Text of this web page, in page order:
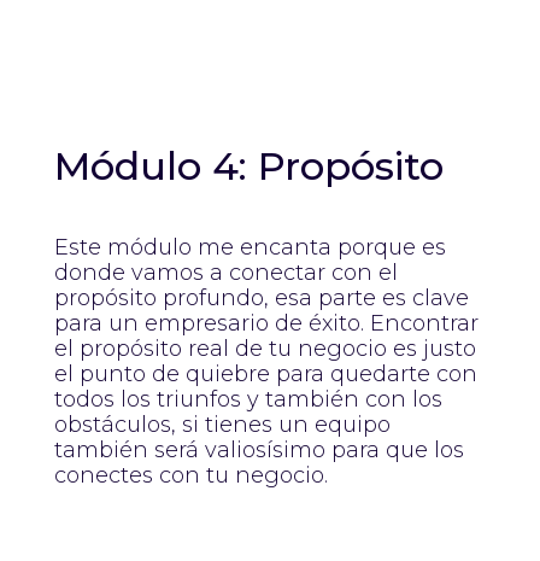
Módulo 4: Propósito
Este módulo me encanta porque es
donde vamos a conectar con el
propósito profundo, esa parte es clave
para un empresario de éxito. Encontrar
el propósito real de tu negocio es justo
el punto de quiebre para quedarte con
todos los triunfos y también con los
obstáculos, si tienes un equipo
también será valiosísimo para que los
conectes con tu negocio.